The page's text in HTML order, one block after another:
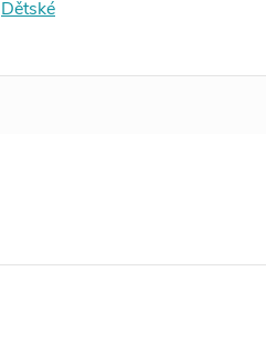
Dětské